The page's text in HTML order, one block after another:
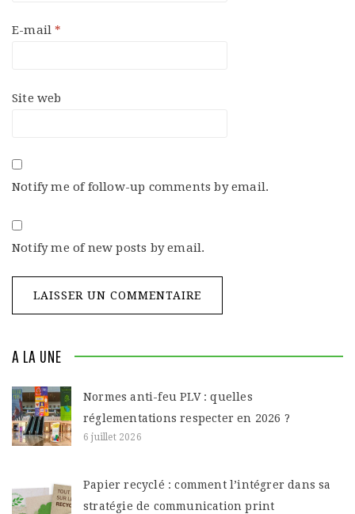
E-mail *
Site web
Notify me of follow-up comments by email.
Notify me of new posts by email.
A LA UNE
Normes anti-feu PLV : quelles
réglementations respecter en 2026 ?
6 juillet 2026
Papier recyclé : comment l’intégrer dans sa
stratégie de communication print